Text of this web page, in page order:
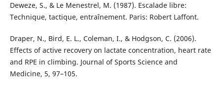
Deweze, S., & Le Menestrel, M. (1987). Escalade libre:
Technique, tactique, entraînement. Paris: Robert Laffont.
Draper, N., Bird, E. L., Coleman, I., & Hodgson, C. (2006).
Effects of active recovery on lactate concentration, heart rate
and RPE in climbing. Journal of Sports Science and
Medicine, 5, 97–105.